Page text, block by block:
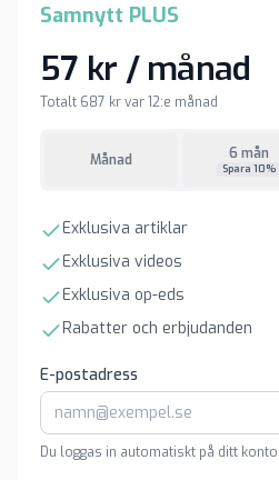
Samnytt PLUS
57 kr / månad
Totalt 687 kr var 12:e månad
Månad 6 mån
Spara 10%
Exklusiva artiklar
Exklusiva videos
Exklusiva op-eds
Rabatter och erbjudanden
E-postadress
Du loggas in automatiskt på ditt